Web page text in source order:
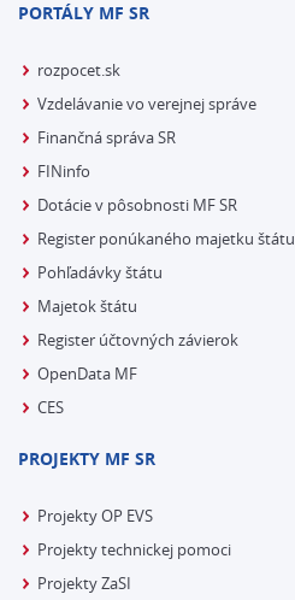
PORTÁLY MF SR
rozpocet.sk
Vzdelávanie vo verejnej správe
Finančná správa SR
FINinfo
Dotácie v pôsobnosti MF SR
Register ponúkaného majetku štátu
Pohľadávky štátu
Majetok štátu
Register účtovných závierok
OpenData MF
CES
PROJEKTY MF SR
Projekty OP EVS
Projekty technickej pomoci
Projekty ZaSI